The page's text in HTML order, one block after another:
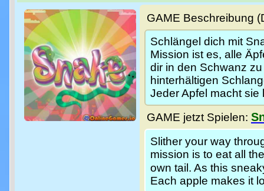
GAME Beschreibung
Schlängel dich mit
Mission ist es, alle
dir in den Schwanz
hinterhältigen
Jeder Apfel macht
GAME jetzt Spielen:
Slither your way
mission is to eat all
own tail. As this
Each apple makes it